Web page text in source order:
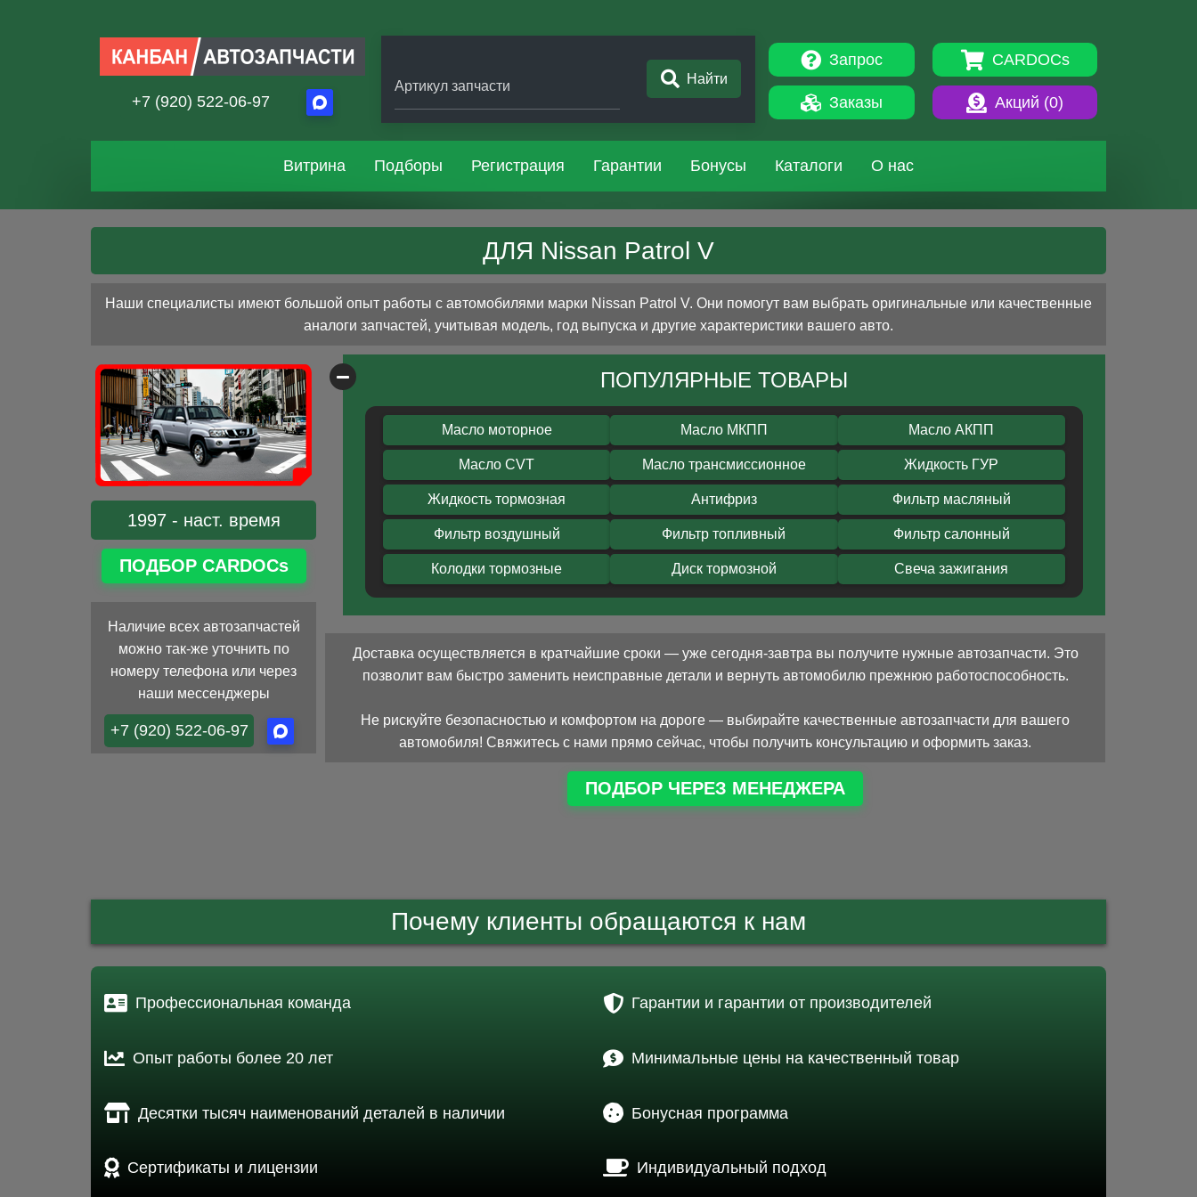
+7 (920) 522-06-97
Артикул запчасти Найти
Запрос
Заказы
CARDOCs
Акций (0)
Витрина Подборы Регистрация Гарантии Бонусы Каталоги О нас
ДЛЯ Nissan Patrol V
Наши специалисты имеют большой опыт работы с автомобилями марки Nissan Patrol V. Они помогут вам выбрать оригинальные или качественные
аналоги запчастей, учитывая модель, год выпуска и другие характеристики вашего авто.
1997 - наст. время
ПОДБОР CARDOCs
Наличие всех автозапчастей
можно так-же уточнить по
номеру телефона или через
наши мессенджеры
+7 (920) 522-06-97
ПОПУЛЯРНЫЕ ТОВАРЫ
Масло моторное Масло МКПП Масло АКПП
Масло CVT Масло трансмиссионное Жидкость ГУР
Жидкость тормозная Антифриз Фильтр масляный
Фильтр воздушный Фильтр топливный Фильтр салонный
Колодки тормозные Диск тормозной Свеча зажигания
Доставка осуществляется в кратчайшие сроки — уже сегодня-завтра вы получите нужные автозапчасти. Это
позволит вам быстро заменить неисправные детали и вернуть автомобилю прежнюю работоспособность.
Не рискуйте безопасностью и комфортом на дороге — выбирайте качественные автозапчасти для вашего
автомобиля! Свяжитесь с нами прямо сейчас, чтобы получить консультацию и оформить заказ.
ПОДБОР ЧЕРЕЗ МЕНЕДЖЕРА
Почему клиенты обращаются к нам
Профессиональная команда
Опыт работы более 20 лет
Десятки тысяч наименований деталей в наличии
Сертификаты и лицензии
Гарантии и гарантии от производителей
Минимальные цены на качественный товар
Бонусная программа
Индивидуальный подход